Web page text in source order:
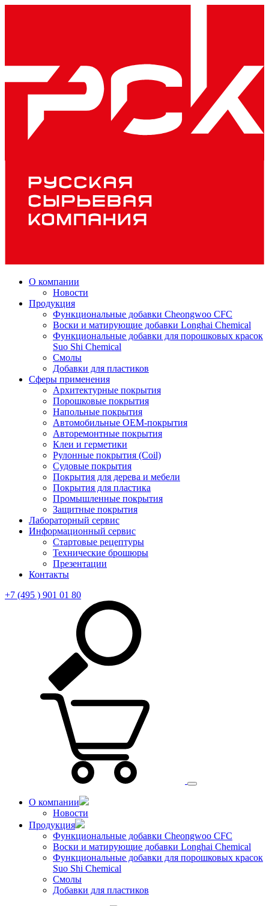
О компании
Новости
Продукция
Функциональные добавки Cheongwoo СFC
Воски и матирующие добавки Longhai Chemical
Функциональные добавки для порошковых красок
Suo Shi Chemical
Смолы
Добавки для пластиков
Сферы применения
Архитектурные покрытия
Порошковые покрытия
Напольные покрытия
Автомобильные ОЕМ-покрытия
Авторемонтные покрытия
Клеи и герметики
Рулонные покрытия (Coil)
Судовые покрытия
Покрытия для дерева и мебели
Покрытия для пластика
Промышленные покрытия
Защитные покрытия
Лабораторный сервис
Информационный сервис
Стартовые рецептуры
Технические брошюры
Презентации
Контакты
+7 (495 ) 901 01 80
О компании
Новости
Продукция
Функциональные добавки Cheongwoo СFC
Воски и матирующие добавки Longhai Chemical
Функциональные добавки для порошковых красок
Suo Shi Chemical
Смолы
Добавки для пластиков